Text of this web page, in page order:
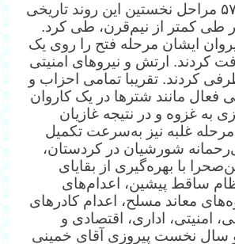
انقلاب اسلامی ۵۷ مراحل نخستین این روند تاریخی
طی کمتر از نیم‌قرن، طی کرد.
ایشان مرحله فتح را روی یک
کردند. ارتش و نیروهای امنیتی
کردند. تقریبا تمامی احزاب و
مانند شترها در یک کاروان
به غزوه و در نتیجه غازیان
غلبه نیز به‌سرعت تکمیل
شورشیان در کردستان،
با بهره‌گیری از بقایای
ساقط پیشین، اعدا‌م‌های
معاند مسلح، اعدام کادرهای
امنیتی، اداری، اقتصادی و
سال نخست پیروزی آقای خمینی